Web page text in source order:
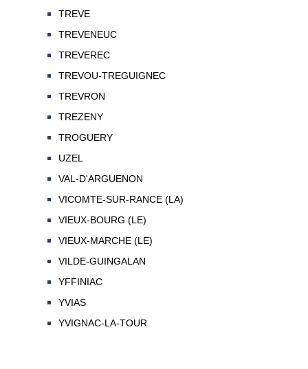
TREVE
TREVENEUC
TREVEREC
TREVOU-TREGUIGNEC
TREVRON
TREZENY
TROGUERY
UZEL
VAL-D'ARGUENON
VICOMTE-SUR-RANCE (LA)
VIEUX-BOURG (LE)
VIEUX-MARCHE (LE)
VILDE-GUINGALAN
YFFINIAC
YVIAS
YVIGNAC-LA-TOUR